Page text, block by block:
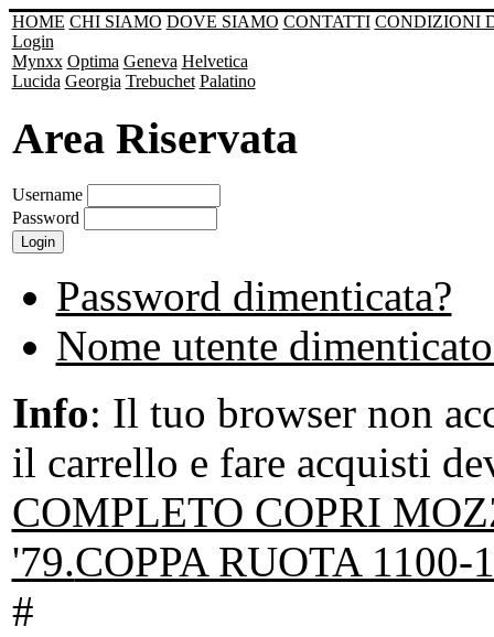
HOME CHI SIAMO DOVE SIAMO CONTATTI CONDIZIONI
Login
Mynxx Optima Geneva Helvetica
Lucida Georgia Trebuchet Palatino
Area Riservata
Username
Password
Password dimenticata?
Nome utente
Info: Il tuo browser non
il carrello e fare acquisti
COMPLETO COPRI
'79.COPPA RUOTA
#